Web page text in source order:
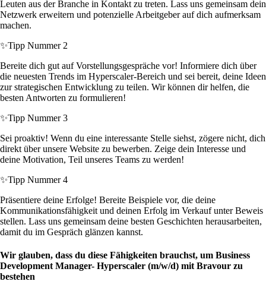
Leuten aus der Branche in Kontakt zu treten. Lass uns gemeinsam dein
Netzwerk erweitern und potenzielle Arbeitgeber auf dich aufmerksam
machen.
✨Tipp Nummer 2
Bereite dich gut auf Vorstellungsgespräche vor! Informiere dich über
die neuesten Trends im Hyperscaler-Bereich und sei bereit, deine Ideen
zur strategischen Entwicklung zu teilen. Wir können dir helfen, die
besten Antworten zu formulieren!
✨Tipp Nummer 3
Sei proaktiv! Wenn du eine interessante Stelle siehst, zögere nicht, dich
direkt über unsere Website zu bewerben. Zeige dein Interesse und
deine Motivation, Teil unseres Teams zu werden!
✨Tipp Nummer 4
Präsentiere deine Erfolge! Bereite Beispiele vor, die deine
Kommunikationsfähigkeit und deinen Erfolg im Verkauf unter Beweis
stellen. Lass uns gemeinsam deine besten Geschichten herausarbeiten,
damit du im Gespräch glänzen kannst.
Wir glauben, dass du diese Fähigkeiten brauchst, um Business
Development Manager- Hyperscaler (m/w/d) mit Bravour zu
bestehen